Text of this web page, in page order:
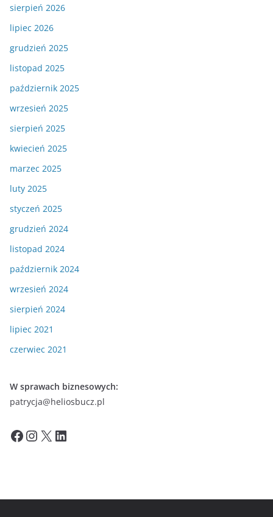
sierpień 2026
lipiec 2026
grudzień 2025
listopad 2025
październik 2025
wrzesień 2025
sierpień 2025
kwiecień 2025
marzec 2025
luty 2025
styczeń 2025
grudzień 2024
listopad 2024
październik 2024
wrzesień 2024
sierpień 2024
lipiec 2021
czerwiec 2021
W sprawach biznesowych:
patrycja@heliosbucz.pl
Facebook InstagramX LinkedIn